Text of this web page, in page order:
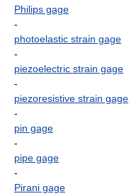
Philips gage
-
photoelastic strain gage
-
piezoelectric strain gage
-
piezoresistive strain gage
-
pin gage
-
pipe gage
-
Pirani gage